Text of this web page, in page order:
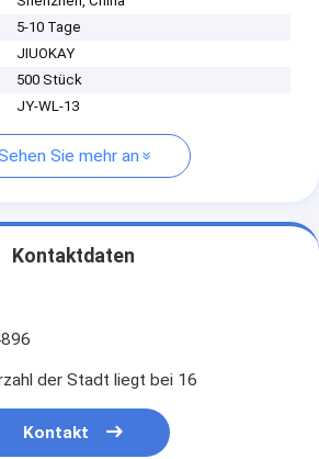
5-10 Tage
JIUOKAY
500 Stück
JY-WL-13
Sie mehr an
Kontaktdaten
der Stadt liegt bei 16
Kontakt